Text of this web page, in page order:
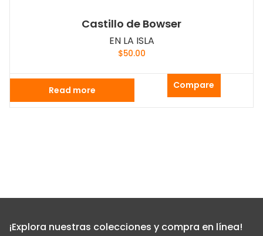
Castillo de Bowser
EN LA ISLA
$50.00
Read more Compare
¡Explora nuestras colecciones y compra en línea!